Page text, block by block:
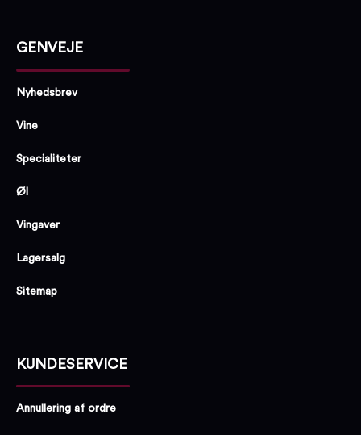
GENVEJE
Nyhedsbrev
Vine
Specialiteter
Øl
Vingaver
Lagersalg
Sitemap
KUNDESERVICE
Annullering af ordre